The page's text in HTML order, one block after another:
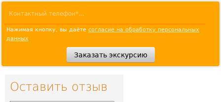
Нажимая кнопку, вы даёте согласие на обработку персональных
данных
Оставить отзыв